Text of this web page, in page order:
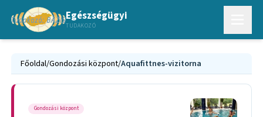
Egészségügyi
TUDAKOZÓ
Főoldal/Gondozási központ/Aquafittnes-vizitorna
Gondozási központ